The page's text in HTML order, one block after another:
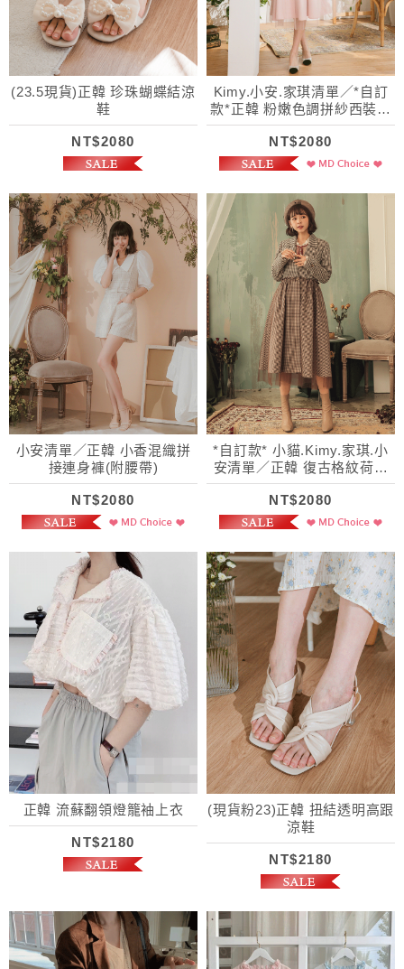
(23.5現貨)正韓 珍珠蝴蝶結涼
鞋
NT$2080
Kimy.小安.家琪清單／*自訂
款*正韓 粉嫩色調拼紗西裝風
衣(附腰帶)
NT$2080
小安清單／正韓 小香混織拼
接連身褲(附腰帶)
NT$2080
*自訂款* 小貓.Kimy.家琪.小
安清單／正韓 復古格紋荷葉
層次拼紗外套
NT$2080
正韓 流蘇翻領燈籠袖上衣
NT$2180
(現貨粉23)正韓 扭結透明高跟
涼鞋
NT$2180